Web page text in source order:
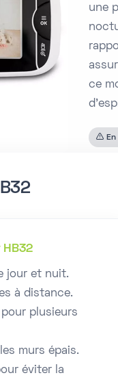
une
ce
jour et nuit.
à distance.
plusieurs
murs épais.
éviter la